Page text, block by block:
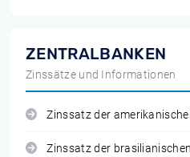
ZENTRALBANKEN
Zinssätze und Informationen
Zinssatz der
Zinssatz der